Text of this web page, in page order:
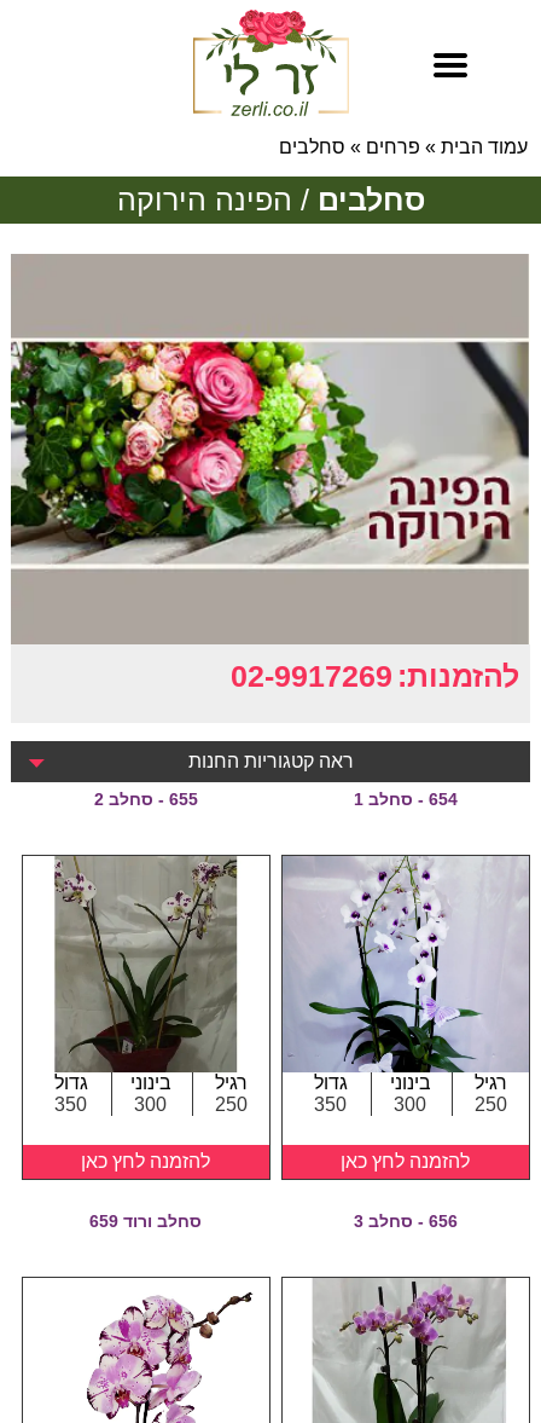
עמוד הבית » פרחים » סחלבים
סחלבים / הפינה הירוקה
להזמנות: 02-9917269
ראה קטגוריות החנות
654 - סחלב 1
רגיל
250
בינוני
300
גדול
350
להזמנה לחץ כאן
655 - סחלב 2
רגיל
250
בינוני
300
גדול
350
להזמנה לחץ כאן
656 - סחלב 3 סחלב ורוד 659